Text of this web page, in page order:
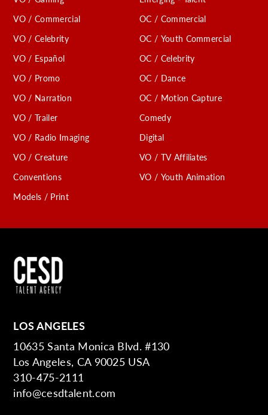
VO / Commercial
VO / Celebrity
VO / Español
VO / Promo
VO / Narration
VO / Trailer
VO / Radio Imaging
VO / Creature
Conventions
Models / Print
OC / Commercial
OC / Youth Commercial
OC / Celebrity
OC / Dance
OC / Motion Capture
Comedy
Digital
VO / TV Affiliates
VO / Youth Animation
LOS ANGELES
10635 Santa Monica Blvd. #130
Los Angeles, CA 90025 USA
310-475-2111
info@cesdtalent.com